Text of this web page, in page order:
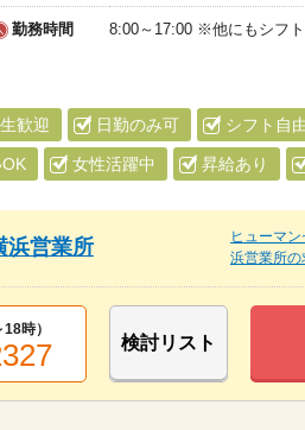
勤務時間 8:00～17:00 ※他にもシフ
歓迎 日勤のみ可 シフト自
女性活躍中 昇給あり
浜営業所
ヒューマ
浜営業所の
時）
検討リスト